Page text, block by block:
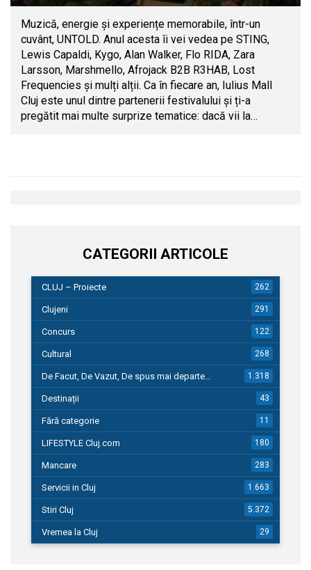
Muzică, energie și experiențe memorabile, într-un
cuvânt, UNTOLD. Anul acesta îi vei vedea pe STING,
Lewis Capaldi, Kygo, Alan Walker, Flo RIDA, Zara
Larsson, Marshmello, Afrojack B2B R3HAB, Lost
Frequencies și mulți alții. Ca în fiecare an, Iulius Mall
Cluj este unul dintre partenerii festivalului și ți-a
pregătit mai multe surprize tematice: dacă vii la…
CATEGORII ARTICOLE
CLUJ – Proiecte 262
Clujeni 291
Concurs 122
Cultural 268
De Facut, De Vazut, De spus mai departe… 1.318
Destinații 43
Fără categorie 11
LIFESTYLE Cluj.com 180
Mancare 283
Servicii in Cluj 1.663
Stiri Cluj 5.372
Vremea la Cluj 29